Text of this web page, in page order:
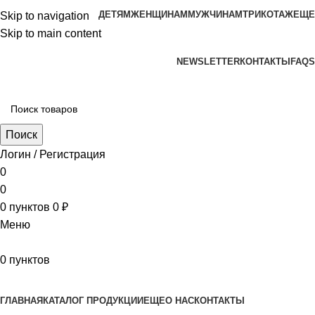
Skip to navigation
Skip to main content
ДЕТЯМЖЕНЩИНАМ МУЖЧИНАМТРИКОТАЖЕЩЕ
aritekstil@mail.ru +79226990188 , +79097440850…
NEWSLETTERКОНТАКТЫ FAQS
Поиск
Логин / Регистрация
0
0
0 пунктов 0 ₽
Меню
0 пунктов
ГЛАВНАЯ КАТАЛОГ ПРОДУКЦИИ ЕЩЕО НАСКОНТАКТЫ